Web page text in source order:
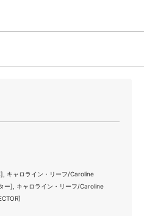
キャロライン・リーフ/Caroline
ー], キャロライン・リーフ/Caroline